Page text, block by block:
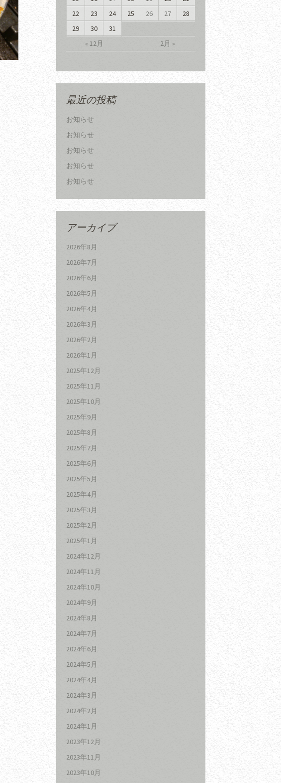
« 12月 2月 »
22
23 24 25 26 27
28
29
30 31
最近の投稿
お知らせ
お知らせ
お知らせ
お知らせ
お知らせ
アーカイブ
2026年8月
2026年7月
2026年6月
2026年5月
2026年4月
2026年3月
2026年2月
2026年1月
2025年12月
2025年11月
2025年10月
2025年9月
2025年8月
2025年7月
2025年6月
2025年5月
2025年4月
2025年3月
2025年2月
2025年1月
2024年12月
2024年11月
2024年10月
2024年9月
2024年8月
2024年7月
2024年6月
2024年5月
2024年4月
2024年3月
2024年2月
2024年1月
2023年12月
2023年11月
2023年10月